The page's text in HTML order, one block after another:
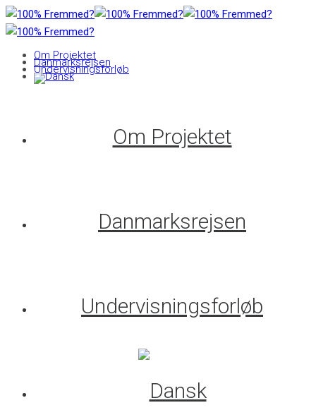
Om Projektet
Danmarksrejsen
Undervisningsforløb
Om Projektet
Danmarksrejsen
Undervisningsforløb